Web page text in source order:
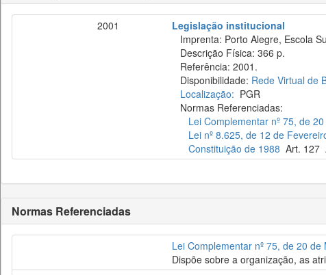
2001
Legislação institucional
Imprenta: Porto Alegre, Escola
Descrição Física: 366 p.
Referência: 2001.
Disponibilidade: Rede Virtual de
Localização: PGR
Normas Referenciadas:
Lei Complementar nº 75, de
Lei nº 8.625, de 12 de
Constituição de 1988 Art. 127
Normas Referenciadas
Lei Complementar nº 75, de 20 de
Dispõe sobre a organização, as